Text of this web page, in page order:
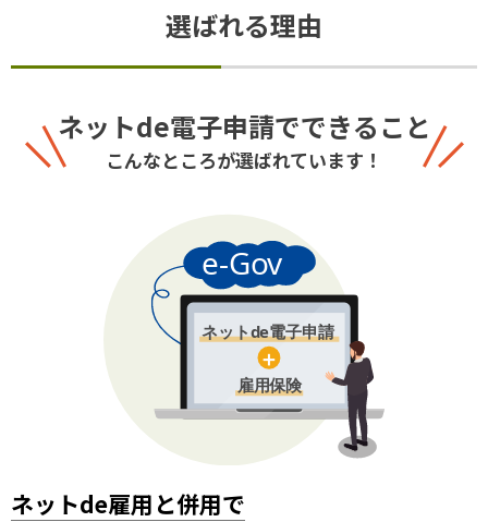
選ばれる理由
ネットde電子申請でできること
こんなところが選ばれています！
ネットde雇用と併用で